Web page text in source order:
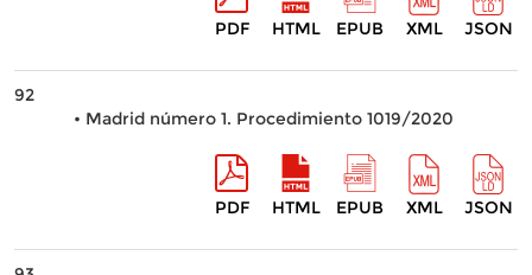
PDF HTML EPUB XML JSON
92
• Madrid número 1. Procedimiento 1019/2020
PDF HTML EPUB XML JSON